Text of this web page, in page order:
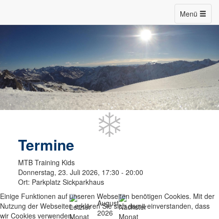
Menü
Termine
MTB Training Kids
Donnerstag, 23. Juli 2026, 17:30 - 20:00
Ort: Parkplatz Sickparkhaus
August
2026
Einige Funktionen auf unseren Webseiten benötigen Cookies. Mit der
Nutzung der Webseiten erklären Sie sich damit einverstanden, dass
wir Cookies verwenden.